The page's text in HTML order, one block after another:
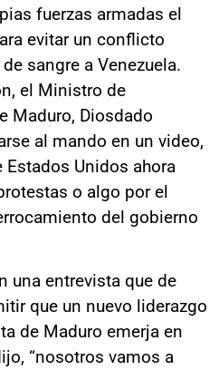
fuerzas armadas el
evitar un conflicto
sangre a Venezuela.
el Ministro de
Maduro, Diosdado
al mando en un video,
Estados Unidos ahora
o algo por el
del gobierno
una entrevista que de
que un nuevo liderazgo
de Maduro emerja en
“nosotros vamos a